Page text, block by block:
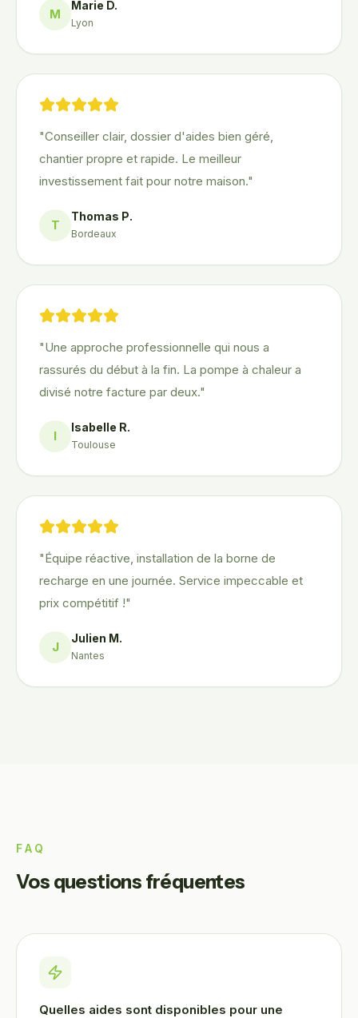
M
Marie D.
Lyon
"Conseiller clair, dossier d'aides bien géré,
chantier propre et rapide. Le meilleur
investissement fait pour notre maison."
T
Thomas P.
Bordeaux
"Une approche professionnelle qui nous a
rassurés du début à la fin. La pompe à chaleur a
divisé notre facture par deux."
I
Isabelle R.
Toulouse
"Équipe réactive, installation de la borne de
recharge en une journée. Service impeccable et
prix compétitif !"
J
Julien M.
Nantes
FAQ
Vos questions fréquentes
Quelles aides sont disponibles pour une